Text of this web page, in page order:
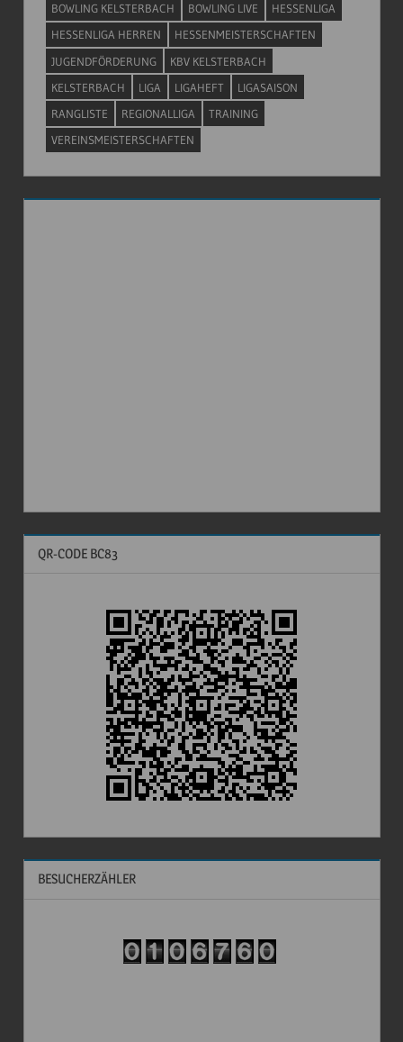
BOWLING KELSTERBACH
BOWLING LIVE
HESSENLIGA
HESSENLIGA HERREN
HESSENMEISTERSCHAFTEN
JUGENDFÖRDERUNG
KBV KELSTERBACH
KELSTERBACH
LIGA LIGAHEFT
LIGASAISON
RANGLISTE
REGIONALLIGA
TRAINING
VEREINSMEISTERSCHAFTEN
QR-CODE BC83
BESUCHERZÄHLER